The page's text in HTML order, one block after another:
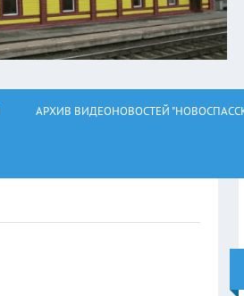
АРХИВ ВИДЕОНОВОСТЕЙ